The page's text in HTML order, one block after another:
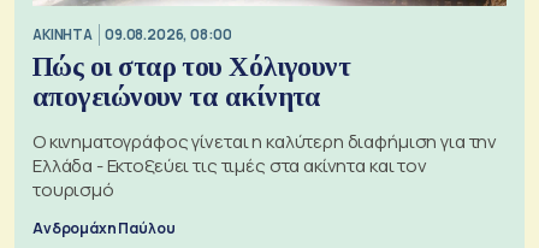
ΑΚΙΝΗΤΑ 09.08.2026, 08:00
Πώς οι σταρ του Χόλιγουντ
απογειώνουν τα ακίνητα
Ο κινηματογράφος γίνεται η καλύτερη διαφήμιση για την
Ελλάδα - Εκτοξεύει τις τιμές στα ακίνητα και τον
τουρισμό
Ανδρομάχη Παύλου